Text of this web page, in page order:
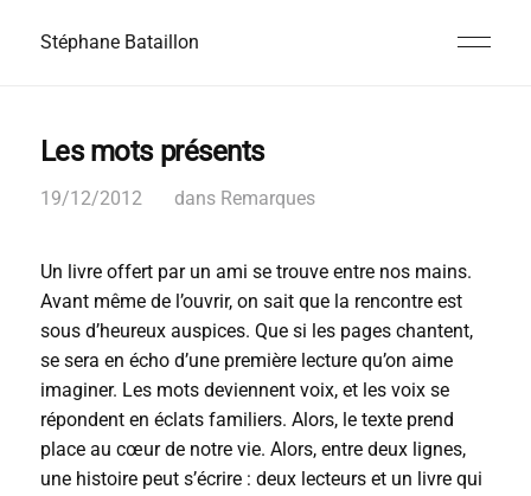
Stéphane Bataillon
Les mots présents
19/12/2012 dans Remarques
Un livre offert par un ami se trouve entre nos mains.
Avant même de l’ouvrir, on sait que la rencontre est
sous d’heureux auspices. Que si les pages chantent,
se sera en écho d’une première lecture qu’on aime
imaginer. Les mots deviennent voix, et les voix se
répondent en éclats familiers. Alors, le texte prend
place au cœur de notre vie. Alors, entre deux lignes,
une histoire peut s’écrire : deux lecteurs et un livre qui